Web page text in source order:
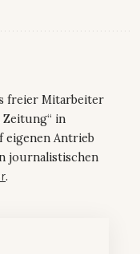
freier Mitarbeiter
Zeitung“ in
eigenen Antrieb
journalistischen
.